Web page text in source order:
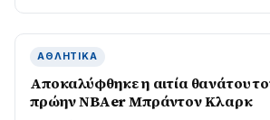
ΑΘΛΗΤΙΚΆ
Αποκαλύφθηκε η αιτία θανάτου
πρώην NBAer Μπράντον Κλαρκ